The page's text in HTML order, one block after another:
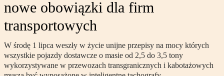
nowe obowiązki dla firm
transportowych
W środę 1 lipca weszły w życie unijne przepisy na mocy których
wszystkie pojazdy dostawcze o masie od 2,5 do 3,5 tony
wykorzystywane w przewozach transgranicznych i kabotażowych